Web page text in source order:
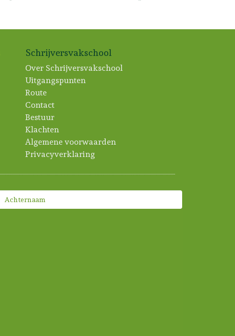
Schrijversvakschool
Over Schrijversvakschool
Uitgangspunten
Route
Contact
Bestuur
Klachten
Algemene voorwaarden
Privacyverklaring